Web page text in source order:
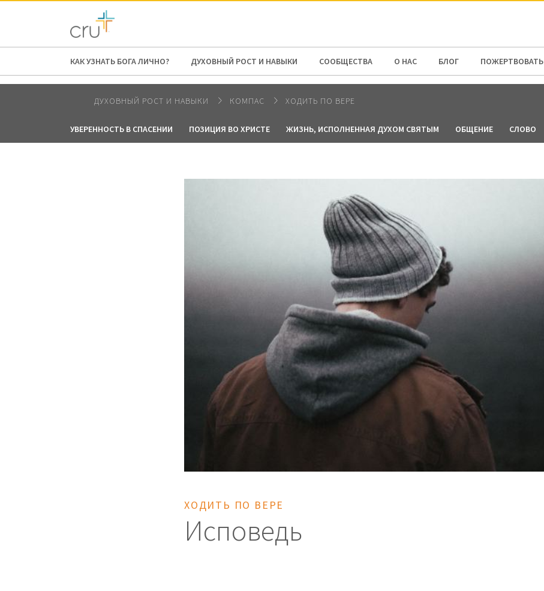
AFRICA
КАК УЗНАТЬ БОГА ЛИЧНО? ДУХОВНЫЙ РОСТ И НАВЫКИ СООБЩЕСТВА О НАС БЛОГ ПОЖЕРТВОВАТЬ
ДУХОВНЫЙ РОСТ И НАВЫКИ КОМПАС ХОДИТЬ ПО ВЕРЕ
УВЕРЕННОСТЬ В СПАСЕНИИ ПОЗИЦИЯ ВО ХРИСТЕ ЖИЗНЬ, ИСПОЛНЕННАЯ ДУХОМ СВЯТЫМ ОБЩЕНИЕ СЛОВО
ХОДИТЬ ПО ВЕРЕ
Исповедь